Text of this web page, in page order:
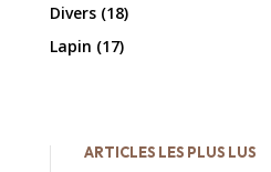
Divers(18)
Lapin (17)
ARTICLES LES PLUS LUS